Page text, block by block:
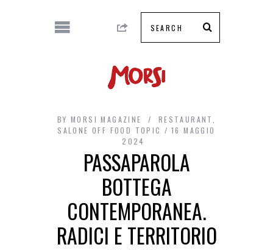
BY MORSI MAGAZINE RESTAURANT,
SALONE OFF FOOD TOPIC
16 MAGGIO
2024
PASSAPAROLA
BOTTEGA
CONTEMPORANEA.
RADICI E TERRITORIO